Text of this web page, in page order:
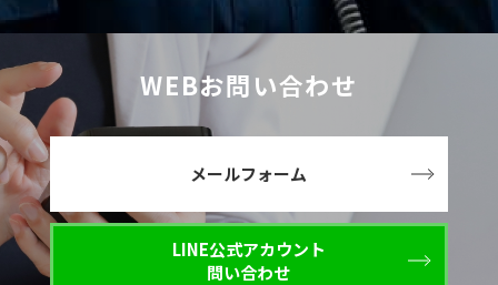
WEBお問い合わせ
メールフォーム
LINE公式アカウント
問い合わせ